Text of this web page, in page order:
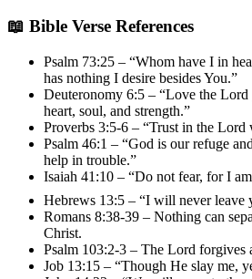
📖 Bible Verse References
Psalm 73:25 – “Whom have I in
has nothing I desire besides You.”
Deuteronomy 6:5 – “Love the
heart, soul, and strength.”
Proverbs 3:5-6 – “Trust in the Lord
Psalm 46:1 – “God is our refuge
help in trouble.”
Isaiah 41:10 – “Do not fear, for I
Hebrews 13:5 – “I will never leave
Romans 8:38-39 – Nothing can
Christ.
Psalm 103:2-3 – The Lord forgives
Job 13:15 – “Though He slay me,